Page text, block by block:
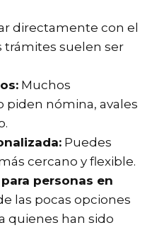
directamente con el
trámites suelen ser
Muchos
piden nómina, avales
Puedes
cercano y flexible.
personas en
las pocas opciones
quienes han sido